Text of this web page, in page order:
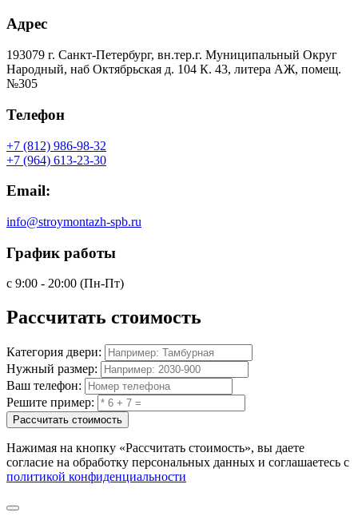
Адрес
193079 г. Санкт-Петербург, вн.тер.г. Муниципальный Округ
Народный, наб Октябрьская д. 104 К. 43, литера АЖ, помещ.
№305
Телефон
+7 (812) 986-98-32
+7 (964) 613-23-30
Email:
info@stroymontazh-spb.ru
График работы
с 9:00 - 20:00 (Пн-Пт)
Рассчитать стоимость
Категория двери:
Нужный размер:
Ваш телефон:
Решите пример:
Рассчитать стоимость
Нажимая на кнопку «Рассчитать стоимость», вы даете
согласие на обработку персональных данных и соглашаетесь с
политикой конфиденциальности